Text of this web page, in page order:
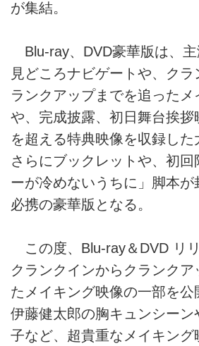
が集結。
Blu-ray、DVD豪華版は、
見どころナビゲートや、クラ
ランクアップまでを追ったメ
や、完成披露、初日舞台挨拶
を超える特典映像を収録した
さらにブックレットや、初回
ーが冷めないうちに」脚本が
必携の豪華版となる。
この度、Blu-ray＆DVD リリ
クランクインからクランクア
たメイキング映像の一部を公
伊藤健太郎の胸キュンシーン
子など、超貴重なメイキング